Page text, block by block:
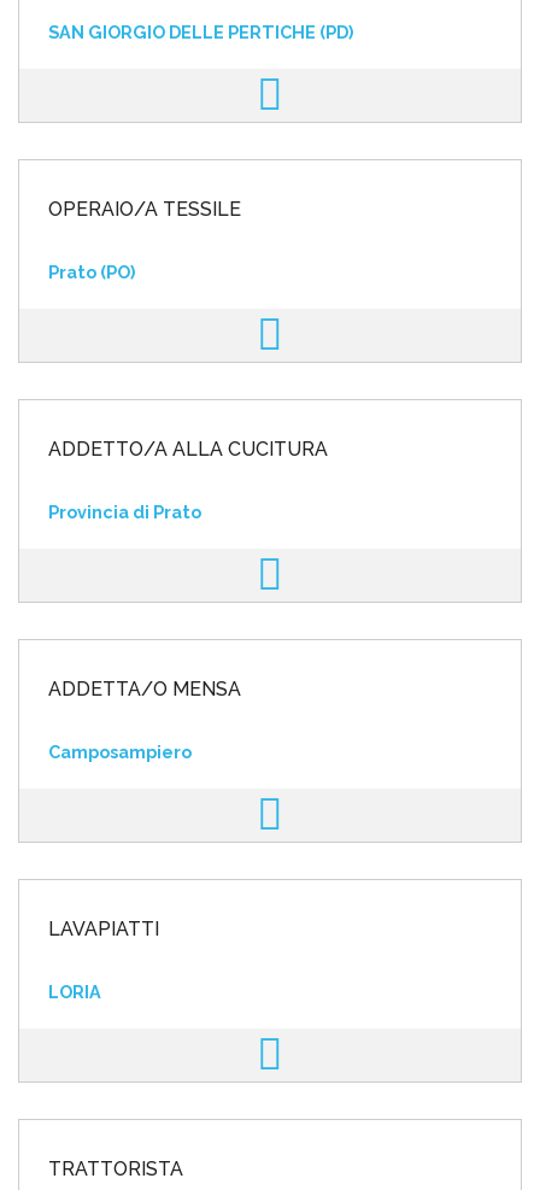
SAN GIORGIO DELLE PERTICHE (PD)
OPERAIO/A TESSILE
Prato (PO)
ADDETTO/A ALLA CUCITURA
Provincia di Prato
ADDETTA/O MENSA
Camposampiero
LAVAPIATTI
LORIA
TRATTORISTA